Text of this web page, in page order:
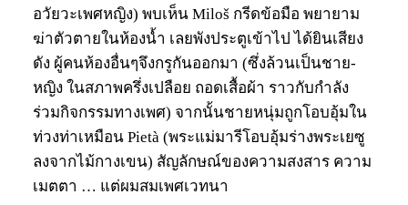
อวัยวะเพศหญิง) พบเห็น Miloš กรีดข้อมือ พยายาม
ฆ่าตัวตายในห้องน้ำ เลยพังประตูเข้าไป ได้ยินเสียง
ดัง ผู้คนห้องอื่นๆจึงกรูกันออกมา (ซึ่งล้วนเป็นชาย-
หญิง ในสภาพครึ่งเปลือย ถอดเสื้อผ้า ราวกับกำลัง
ร่วมกิจกรรมทางเพศ) จากนั้นชายหนุ่มถูกโอบอุ้มใน
ท่วงท่าเหมือน Pietà (พระแม่มารีโอบอุ้มร่างพระเยซู
ลงจากไม้กางเขน) สัญลักษณ์ของความสงสาร ความ
เมตตา … แต่ผมสมเพศเวทนา